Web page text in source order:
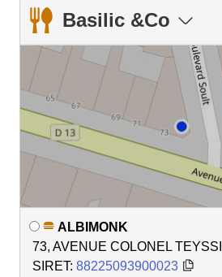
Basilic &Co
ALBIMONK
73, AVENUE COLONEL
SIRET: 88225093900023